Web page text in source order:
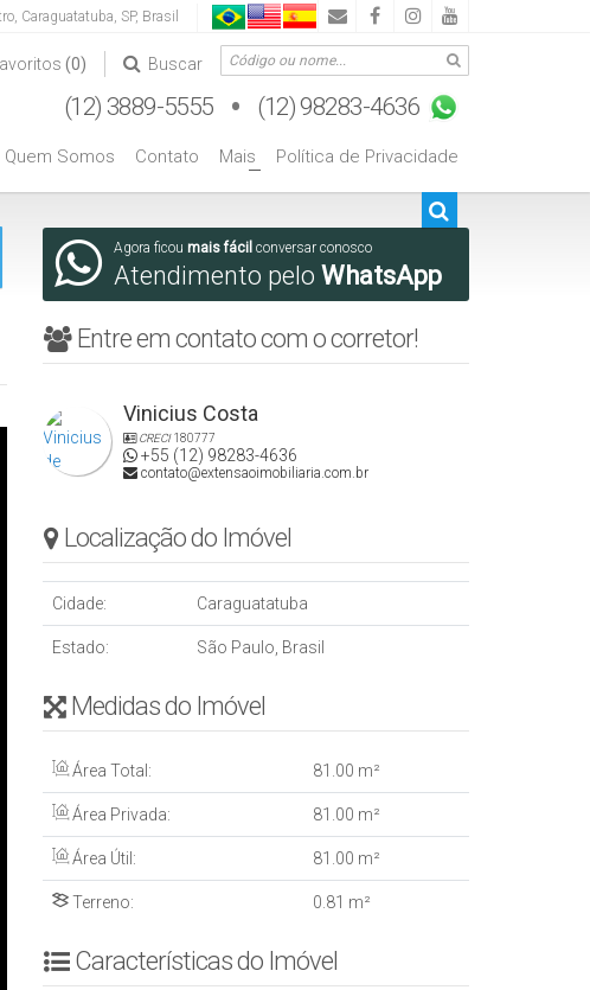
, Caraguatatuba, SP, Brasil
Buscar
(0)
Política de Privacidade
+
Mais
Contato
Quem Somos
Agora ficou mais fácil conversar conosco
Atendimento pelo WhatsApp
Entre em contato com o corretor!
Vinicius Costa
CRECI180777
+55 (12) 98283-4636
contato@extensaoimobiliaria.com.br
Localização do Imóvel
Cidade: Caraguatatuba
Estado: São Paulo, Brasil
Medidas do Imóvel
Área Total: 81 .00 m²
Área Privada: 81 .00 m²
Área Útil: 81 .00 m²
Terreno: 0 .81 m²
Características do Imóvel